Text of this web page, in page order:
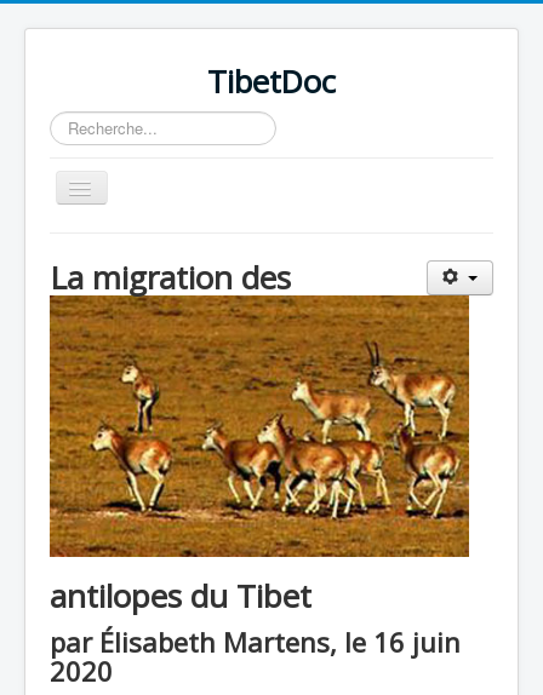
TibetDoc
Rechercher
Basculer
la
La migration des
antilopes du Tibet
par Élisabeth Martens, le 16 juin
2020